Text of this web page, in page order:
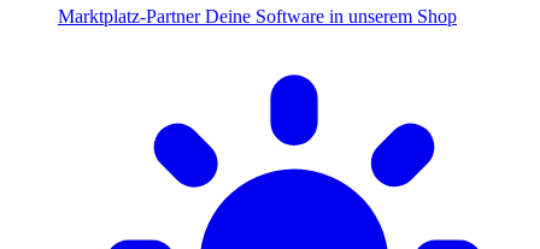
Marktplatz-Partner Deine Software in unserem Shop